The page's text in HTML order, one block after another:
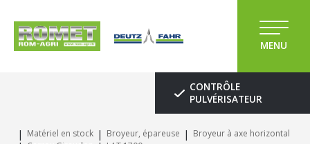
MENU
CONTRÔLE
PULVÉRISATEUR
Matériel en stock Broyeur, épareuse
Broyeur à axe horizontal